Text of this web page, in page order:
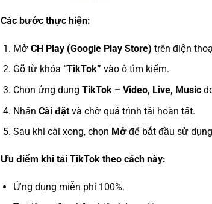
Các bước thực hiện:
Mở CH Play (Google Play Store) trên điện
Gõ từ khóa “TikTok” vào ô tìm kiếm.
Chọn ứng dụng TikTok – Video, Live, Music
Nhấn Cài đặtvà chờ quá trình tải hoàn tất.
Sau khi cài xong, chọn Mởđể bắt đầu sử
Ưu điểm khi tải TikTok theo cách này:
Ứng dụng miễn phí 100%.